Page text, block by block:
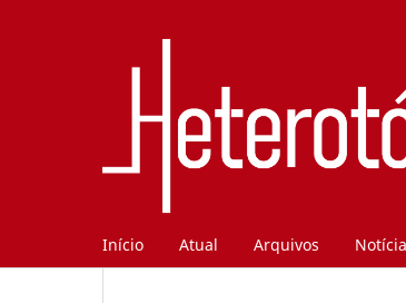
Início Atual Arquivos